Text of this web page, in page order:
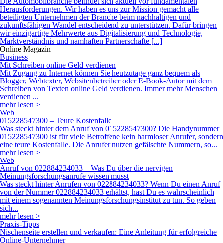
Mit Zugang zu Internet können Sie heutzutage ganz bequem als
Blogger, Webtexter, Websitenbetreiber oder E-Book-Autor mit dem
Schreiben von Texten online Geld verdienen. Immer mehr Menschen
verdienen ...
mehr lesen >
Web
015228547300 – Teure Kostenfalle
Was steckt hinter dem Anruf von 015228547300? Die Handynummer
015228547300 ist für viele Betroffene kein harmloser Anrufer, sondern
eine teure Kostenfalle. Die Anrufer nutzen gefälschte Nummern, so...
mehr lesen >
Web
Anruf von 022884234033 – Was Du über die nervigen
Meinungsforschungsanrufe wissen musst
Was steckt hinter Anrufen von 022884234033? Wenn Du einen Anruf
von der Nummer 022884234033 erhältst, hast Du es wahrscheinlich
mit einem sogenannten Meinungsforschungsinstitut zu tun. So geben
sich...
mehr lesen >
Praxis-Tipps
Nischenseite erstellen und verkaufen: Eine Anleitung für erfolgreiche
Online-Unternehmer
In der Welt des Online-Business gewinnen Nischenseiten zunehmend
an Bedeutung. Diese spezialisierten Websites konzentrieren sich auf
ein eng umrissenes Thema oder eine spezifische Zielgruppe und
biete...
mehr lesen >
Web
+4369010537864 - Was hinter der Nummer steckt
Vorsicht bei Anrufen von +4369010537864: Was steckt hinter der